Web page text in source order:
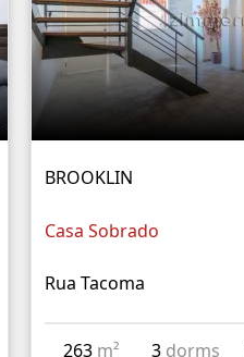
BROOKLIN
Casa Sobrado
Rua Tacoma
263 m² 3 dorms